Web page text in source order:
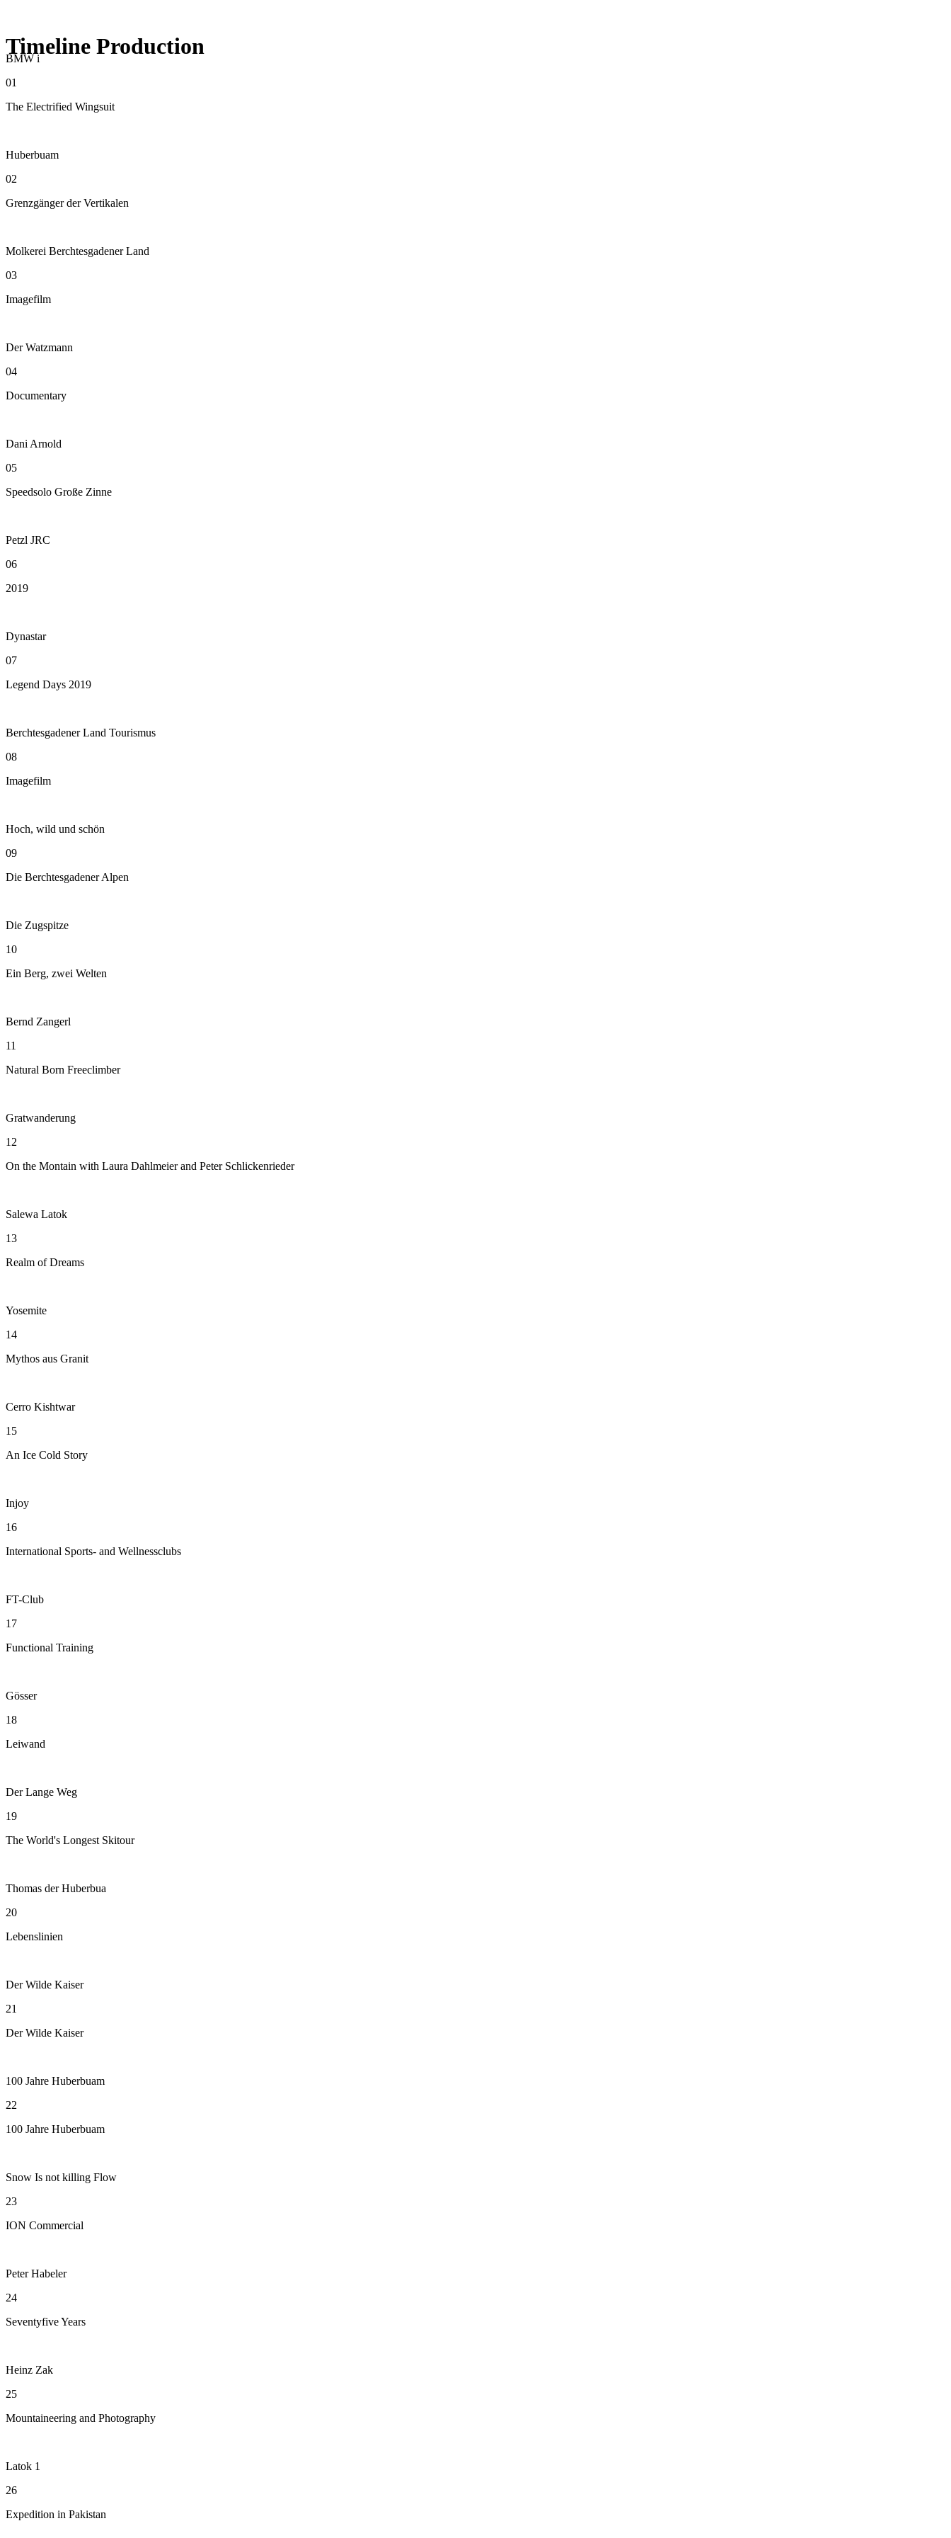
Timeline Production
BMW i
01
The Electrified Wingsuit
Huberbuam
02
Grenzgänger der Vertikalen
Molkerei Berchtesgadener Land
03
Imagefilm
Der Watzmann
04
Documentary
Dani Arnold
05
Speedsolo Große Zinne
Petzl JRC
06
2019
Dynastar
07
Legend Days 2019
Berchtesgadener Land Tourismus
08
Imagefilm
Hoch, wild und schön
09
Die Berchtesgadener Alpen
Die Zugspitze
10
Ein Berg, zwei Welten
Bernd Zangerl
11
Natural Born Freeclimber
Gratwanderung
12
On the Montain with Laura Dahlmeier and Peter Schlickenrieder
Salewa Latok
13
Realm of Dreams
Yosemite
14
Mythos aus Granit
Cerro Kishtwar
15
An Ice Cold Story
Injoy
16
International Sports- and Wellnessclubs
FT-Club
17
Functional Training
Gösser
18
Leiwand
Der Lange Weg
19
The World's Longest Skitour
Thomas der Huberbua
20
Lebenslinien
Der Wilde Kaiser
21
Der Wilde Kaiser
100 Jahre Huberbuam
22
100 Jahre Huberbuam
Snow Is not killing Flow
23
ION Commercial
Peter Habeler
24
Seventyfive Years
Heinz Zak
25
Mountaineering and Photography
Latok 1
26
Expedition in Pakistan